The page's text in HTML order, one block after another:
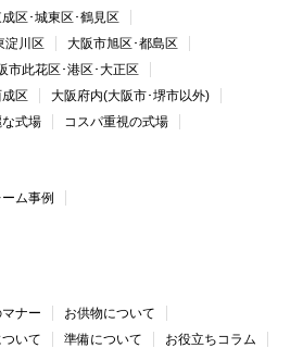
区･城東区･鶴見区
淀川区
大阪市旭区･都島区
市此花区･港区･大正区
区
大阪府内(大阪市･堺市以外)
式場 コスパ重視の式場
ム事例
ナー
お供物について
いて 準備について お役立ちコラム